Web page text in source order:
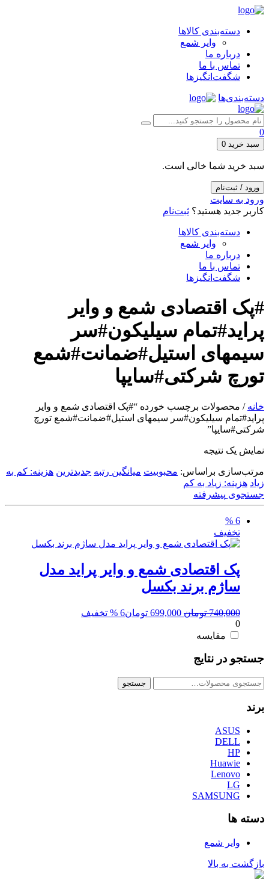
دسته‌بندی کالاها
وایر شمع
درباره ما
تماس با ما
شگفت‌انگیزها
دسته‌بندی‌ها
0
سبد خرید 0
سبد خرید شما خالی است.
ورود / ثبت‌نام
ورود به سایت
کاربر جدید هستید؟ ثبت‌نام
دسته‌بندی کالاها
وایر شمع
درباره ما
تماس با ما
شگفت‌انگیزها
#پک اقتصادی شمع و وایر
پراید#تمام سیلیکون#سر
سیمهای استیل#ضمانت#شمع
تورچ شرکتی#سایپا
خانه / محصولات برچسب خورده “#پک اقتصادی شمع و وایر
پراید#تمام سیلیکون#سر سیمهای استیل#ضمانت#شمع تورچ
شرکتی#سایپا”
نمایش یک نتیجه
مرتب‌سازی براساس: محبوبیت میانگین رتبه جدیدترین هزینه: کم به
زیاد هزینه: زیاد به کم
جستجوی پیشرفته
6 %
تخفیف
پک اقتصادی شمع و وایر پراید مدل
ساژم برند بکسل
740,000 تومان قیمت
699,000 تومان6 % تخفیف
0
مقایسه
جستجو در نتایج
جستجو
جستجو
برند
ASUS
DELL
HP
Huawie
Lenovo
LG
SAMSUNG
دسته ها
وایر شمع
بازگشت به بالا